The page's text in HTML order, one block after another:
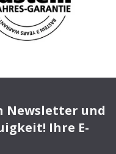
Newsletter und
Ihre E-